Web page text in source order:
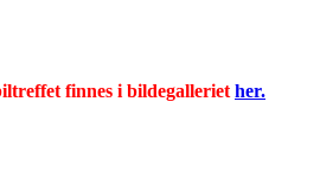
finnes i bildegalleriet her.